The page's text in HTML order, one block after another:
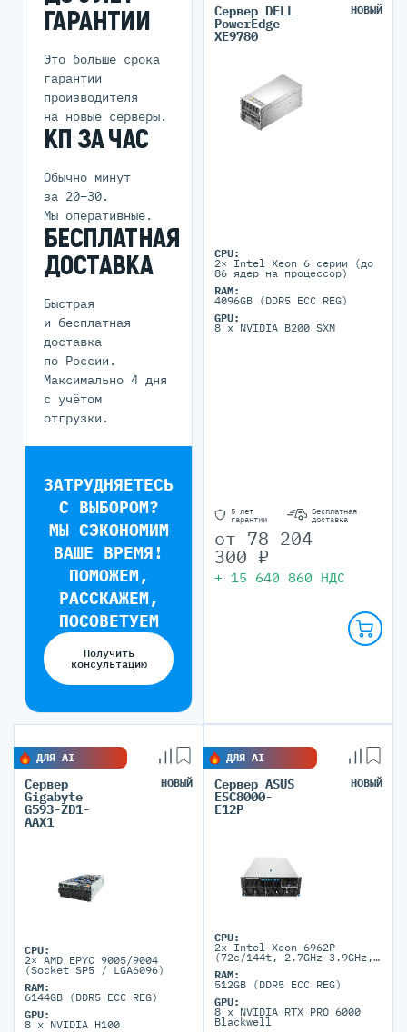
ГАРАНТИИ
Это больше срока
гарантии
производителя
на новые серверы.
КП ЗА ЧАС
Обычно минут
за 20–30.
Мы оперативные.
БЕСПЛАТНАЯ
ДОСТАВКА
Быстрая
и бесплатная
доставка
по России.
Максимально 4 дня
с учётом
отгрузки.
ЗАТРУДНЯЕТЕСЬ
С ВЫБОРОМ?
МЫ СЭКОНОМИМ
ВАШЕ ВРЕМЯ!
ПОМОЖЕМ,
РАССКАЖЕМ,
ПОСОВЕТУЕМ
Получить
консультацию
Сервер DELL
PowerEdge
XE9780
НОВЫЙ
CPU:
2× Intel Xeon 6 серии (до
86 ядер на процессор)
RAM:
4096GB (DDR5 ECC REG)
GPU:
8 x NVIDIA B200 SXM
5 лет
гарантии
Бесплатная
доставка
от 78 204
300 ₽
+ 15 640 860 НДС
ДЛЯ AI
Сервер
Gigabyte
G593-ZD1-
AAX1
НОВЫЙ
CPU:
2× AMD EPYC 9005/9004
(Socket SP5 / LGA6096)
RAM:
6144GB (DDR5 ECC REG)
GPU:
8 x NVIDIA H100
ДЛЯ AI
Сервер ASUS
ESC8000-
E12P
НОВЫЙ
CPU:
2x Intel Xeon 6962P
(72c/144t, 2.7GHz-3.9GHz,
RAM:
512GB (DDR5 ECC REG)
GPU:
8 x NVIDIA RTX PRO 6000
Blackwell